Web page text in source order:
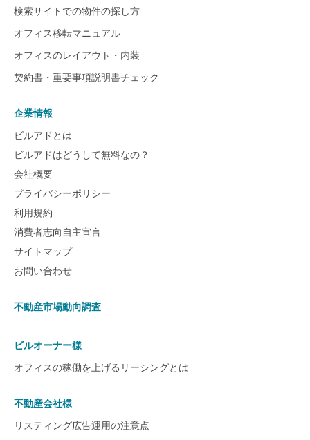
検索サイトでの物件の探し方
オフィス移転マニュアル
オフィスのレイアウト・内装
契約書・重要事項説明書チェック
企業情報
ビルアドとは
ビルアドはどうして無料なの？
会社概要
プライバシーポリシー
利用規約
消費者志向自主宣言
サイトマップ
お問い合わせ
不動産市場動向調査
ビルオーナー様
オフィスの稼働を上げるリーシングとは
不動産会社様
リスティング広告運用の注意点